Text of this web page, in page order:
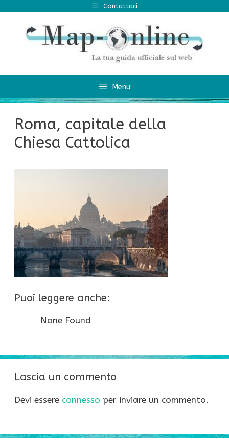
contenuto
Contattaci
Menu
Roma, capitale della
Chiesa Cattolica
Puoi leggere anche:
None Found
Lascia un commento
Devi essere connesso per inviare un commento.